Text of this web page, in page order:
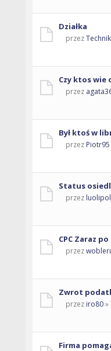
Działka
przez
Czy ktos wie
przez
Był ktoś w
przez Piotr95
Status
przez
CPC Zaraz
przez
Zwrot
przez iro80»
Firma